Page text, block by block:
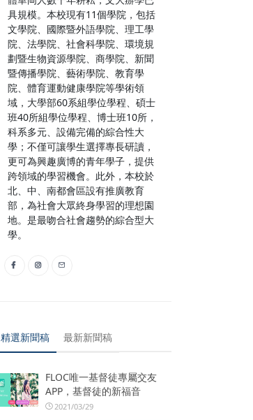
具規模。本校現有11個學院，包括
文學院、國際暨外語學院、理工學
院、法學院、社會科學院、環境規
劃暨生物資源學院、商學院、新聞
暨傳播學院、藝術學院、教育學
院、體育運動健康學院等學術領
域，大學部60系組學位學程、碩士
班40所組學位學程、博士班10所，
科系多元、設備完備的綜合性大
學；不僅可讓學生選擇專長研讀，
更可為興趣廣博的青年學子，提供
跨領域的學習機會。此外，本校於
北、中、南都會區設有推廣教育
部，為社會大眾終身學習的理想園
地。是最吻合社會趨勢的綜合型大
學。
精選新聞稿 最新新聞稿
FLOC唯一基督徒專屬交友
APP，基督徒的新福音
2021/03/29